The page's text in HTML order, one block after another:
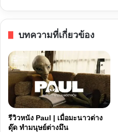
แอนด์
Live
in
Bangkok
บทความที่เกี่ยวข้อง
รีวิวหนัง Paul | เมื่อมะนาวต่าง
ดุ๊ด ทำมนุษย์ต่างมึน